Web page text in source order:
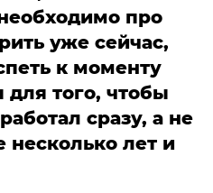
про
уже сейчас,
к моменту
того, чтобы
сразу, а не
несколько лет и